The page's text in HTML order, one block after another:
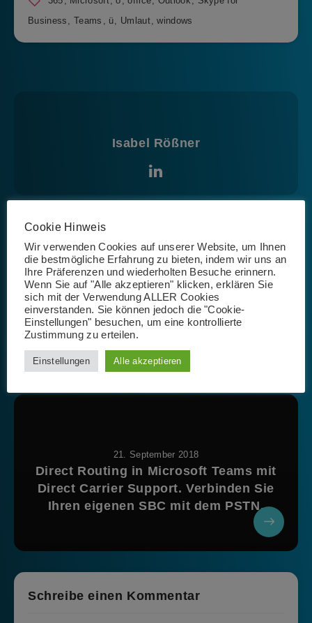
Business
,Teams ü Umlaut ,windows
Isabel Rößner
14. September 2018
Office 365 fragt dauerhaft nach Ihrem
Passwort – Teil 2: Lösungen
21. September 2018
Direct Routing in Microsoft Teams mit
Direct Carrier Support. Verbinden Sie
Ihren eigenen SBC mit dem PSTN.
Schreibe einen Kommentar
Cookie Hinweis
Wir verwenden Cookies auf unserer Website, um Ihnen
die bestmögliche Erfahrung zu bieten, indem wir uns an
Ihre Präferenzen und wiederholten Besuche erinnern.
Wenn Sie auf "Alle akzeptieren" klicken, erklären Sie
sich mit der Verwendung ALLER Cookies
einverstanden. Sie können jedoch die "Cookie-
Einstellungen" besuchen, um eine kontrollierte
Zustimmung zu erteilen.
Einstellungen Alle akzeptieren